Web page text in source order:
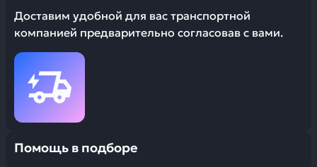
Доставим удобной для вас транспортной
компанией предварительно согласовав с вами.
Помощь в подборе